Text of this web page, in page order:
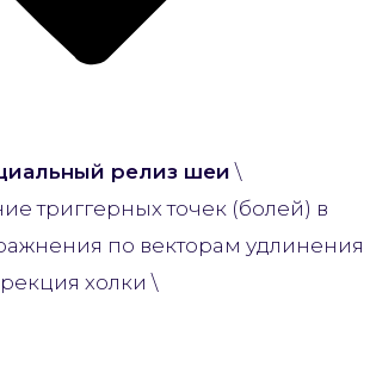
релиз шеи \
триггерных точек (болей) в
по векторам удлинения
холки \